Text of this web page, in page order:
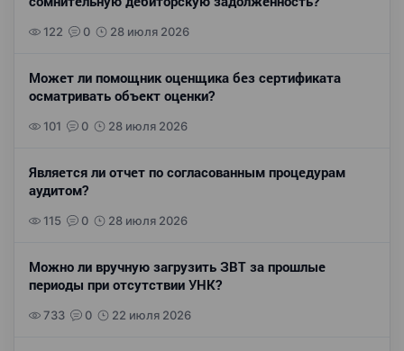
122 0 28 июля 2026
Может ли помощник оценщика без сертификата
осматривать объект оценки?
101 0 28 июля 2026
Является ли отчет по согласованным процедурам
аудитом?
115 0 28 июля 2026
Можно ли вручную загрузить ЗВТ за прошлые
периоды при отсутствии УНК?
733 0 22 июля 2026